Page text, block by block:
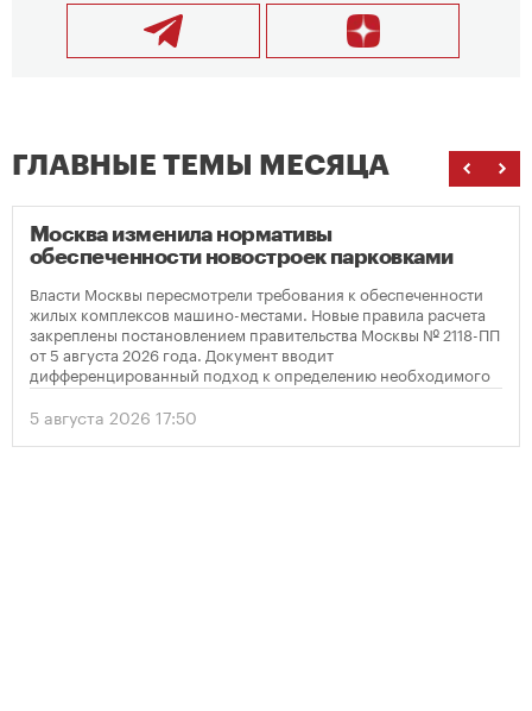
ГЛАВНЫЕ ТЕМЫ МЕСЯЦА
Москва изменила нормативы
обеспеченности новостроек парковками
Власти Москвы пересмотрели требования к обеспеченности
жилых комплексов машино-местами. Новые правила расчета
закреплены постановлением правительства Москвы № 2118-ПП
от 5 августа 2026 года. Документ вводит
дифференцированный подход к определению необходимого
количества парковок в зависимости от площади квартир и
устанавливает переходный период для уже согласованных
проектов.
5 августа 2026 17:50